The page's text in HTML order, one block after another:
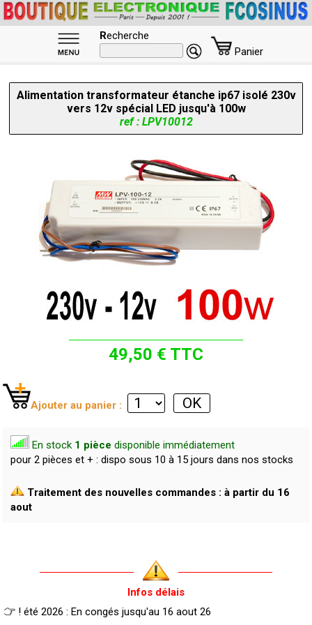
Recherche
Panier
Alimentation transformateur étanche ip67 isolé 230v
vers 12v spécial LED jusqu'à 100w
ref : LPV10012
49,50 € TTC
Ajouter au panier :
En stock 1 pièce disponible immédiatement
pour 2 pièces et + : dispo sous 10 à 15 jours dans nos stocks
Traitement des nouvelles commandes : à partir du 16
aout
Infos délais
! été 2026 : En congés jusqu'au 16 aout 26